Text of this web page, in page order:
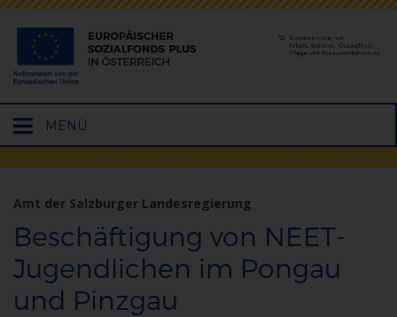
Hauptmenü
öffnen
MENÜ
Amt der Salzburger Landesregierung
Beschäftigung von NEET-
Jugendlichen im Pongau
und Pinzgau